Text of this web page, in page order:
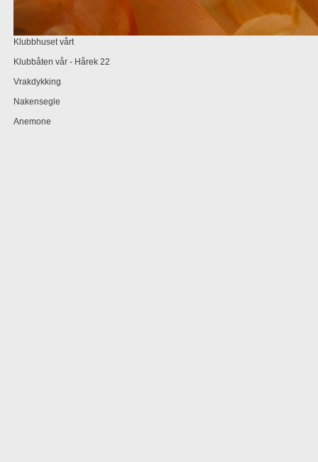
Klubbhuset vårt
Klubbåten vår - Hårek 22
Vrakdykking
Nakensegle
Anemone